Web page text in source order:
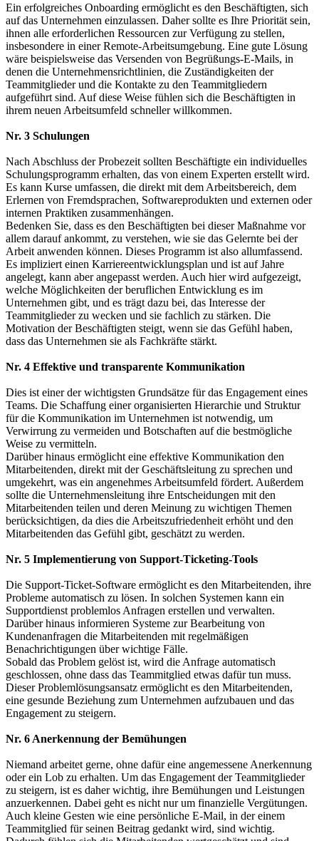
Ein erfolgreiches Onboarding ermöglicht es den Beschäftigten, sich
auf das Unternehmen einzulassen. Daher sollte es Ihre Priorität sein,
ihnen alle erforderlichen Ressourcen zur Verfügung zu stellen,
insbesondere in einer Remote-Arbeitsumgebung. Eine gute Lösung
wäre beispielsweise das Versenden von Begrüßungs-E-Mails, in
denen die Unternehmensrichtlinien, die Zuständigkeiten der
Teammitglieder und die Kontakte zu den Teammitgliedern
aufgeführt sind. Auf diese Weise fühlen sich die Beschäftigten in
ihrem neuen Arbeitsumfeld schneller willkommen.
Nr. 3 Schulungen
Nach Abschluss der Probezeit sollten Beschäftigte ein individuelles
Schulungsprogramm erhalten, das von einem Experten erstellt wird.
Es kann Kurse umfassen, die direkt mit dem Arbeitsbereich, dem
Erlernen von Fremdsprachen, Softwareprodukten und externen oder
internen Praktiken zusammenhängen.
Bedenken Sie, dass es den Beschäftigten bei dieser Maßnahme vor
allem darauf ankommt, zu verstehen, wie sie das Gelernte bei der
Arbeit anwenden können. Dieses Programm ist also allumfassend.
Es impliziert einen Karriereentwicklungsplan und ist auf Jahre
angelegt, kann aber angepasst werden. Auch hier wird aufgezeigt,
welche Möglichkeiten der beruflichen Entwicklung es im
Unternehmen gibt, und es trägt dazu bei, das Interesse der
Teammitglieder zu wecken und sie fachlich zu stärken. Die
Motivation der Beschäftigten steigt, wenn sie das Gefühl haben,
dass das Unternehmen sie als Fachkräfte stärkt.
Nr. 4 Effektive und transparente Kommunikation
Dies ist einer der wichtigsten Grundsätze für das Engagement eines
Teams. Die Schaffung einer organisierten Hierarchie und Struktur
für die Kommunikation im Unternehmen ist notwendig, um
Verwirrung zu vermeiden und Botschaften auf die bestmögliche
Weise zu vermitteln.
Darüber hinaus ermöglicht eine effektive Kommunikation den
Mitarbeitenden, direkt mit der Geschäftsleitung zu sprechen und
umgekehrt, was ein angenehmes Arbeitsumfeld fördert. Außerdem
sollte die Unternehmensleitung ihre Entscheidungen mit den
Mitarbeitenden teilen und deren Meinung zu wichtigen Themen
berücksichtigen, da dies die Arbeitszufriedenheit erhöht und den
Mitarbeitenden das Gefühl gibt, geschätzt zu werden.
Nr. 5 Implementierung von Support-Ticketing-Tools
Die Support-Ticket-Software ermöglicht es den Mitarbeitenden, ihre
Probleme automatisch zu lösen. In solchen Systemen kann ein
Supportdienst problemlos Anfragen erstellen und verwalten.
Darüber hinaus informieren Systeme zur Bearbeitung von
Kundenanfragen die Mitarbeitenden mit regelmäßigen
Benachrichtigungen über wichtige Fälle.
Sobald das Problem gelöst ist, wird die Anfrage automatisch
geschlossen, ohne dass das Teammitglied etwas dafür tun muss.
Dieser Problemlösungsansatz ermöglicht es den Mitarbeitenden,
eine gesunde Beziehung zum Unternehmen aufzubauen und das
Engagement zu steigern.
Nr. 6 Anerkennung der Bemühungen
Niemand arbeitet gerne, ohne dafür eine angemessene Anerkennung
oder ein Lob zu erhalten. Um das Engagement der Teammitglieder
zu steigern, ist es daher wichtig, ihre Bemühungen und Leistungen
anzuerkennen. Dabei geht es nicht nur um finanzielle Vergütungen.
Auch kleine Gesten wie eine persönliche E-Mail, in der einem
Teammitglied für seinen Beitrag gedankt wird, sind wichtig.